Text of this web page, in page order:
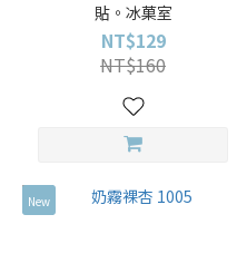
貼。冰菓室
NT$129
NT$160
New